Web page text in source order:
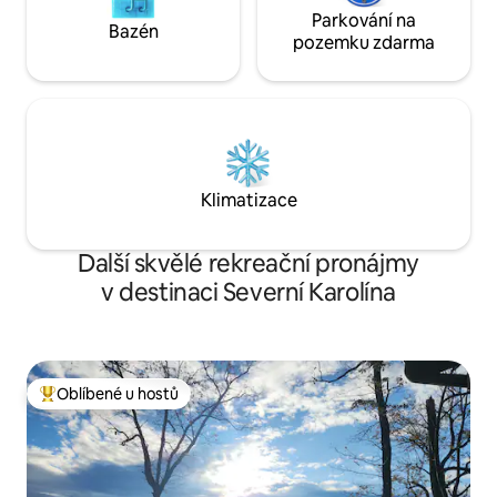
Bazén
Parkování na
pozemku zdarma
Klimatizace
Další skvělé rekreační pronájmy
v destinaci Severní Karolína
Nejlepší v kategorii Oblíbené u hostů
Oblíbené u hostů